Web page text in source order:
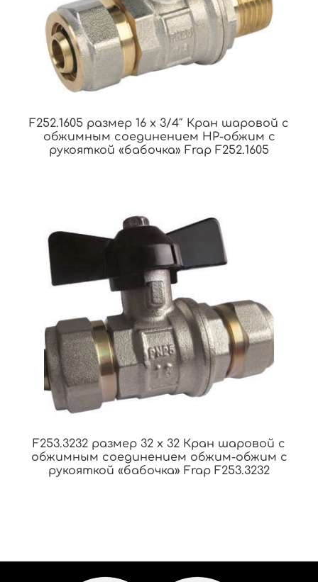
F252.1605 размер 16 x 3/4″ Кран шаровой с
обжимным соединением НР-обжим с
рукояткой «бабочка» Frap F252.1605
F253.3232 размер 32 x 32 Кран шаровой с
обжимным соединением обжим-обжим с
рукояткой «бабочка» Frap F253.3232